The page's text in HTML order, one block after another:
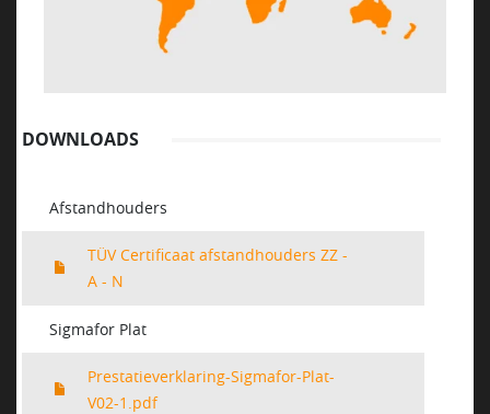
DOWNLOADS
Afstandhouders
TÜV Certificaat afstandhouders ZZ -
A - N
Sigmafor Plat
Prestatieverklaring-Sigmafor-Plat-
V02-1.pdf